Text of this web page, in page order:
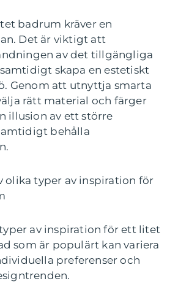
badrum kräver en
Det är viktigt att
av det tillgängliga
skapa en estetiskt
Genom att utnyttja smarta
rätt material och färger
illusion av ett större
behålla
olika typer av inspiration för
av inspiration för ett litet
som är populärt kan variera
preferenser och